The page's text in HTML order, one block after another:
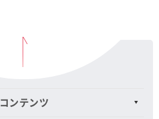
コンテンツ